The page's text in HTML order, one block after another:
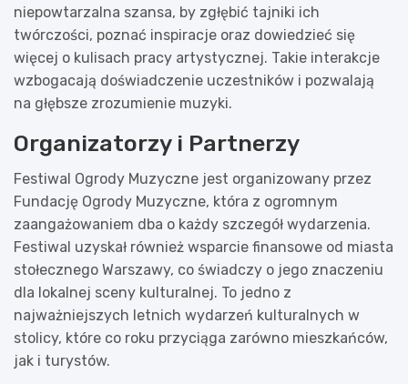
niepowtarzalna szansa, by zgłębić tajniki ich
twórczości, poznać inspiracje oraz dowiedzieć się
więcej o kulisach pracy artystycznej. Takie interakcje
wzbogacają doświadczenie uczestników i pozwalają
na głębsze zrozumienie muzyki.
Organizatorzy i Partnerzy
Festiwal Ogrody Muzyczne jest organizowany przez
Fundację Ogrody Muzyczne, która z ogromnym
zaangażowaniem dba o każdy szczegół wydarzenia.
Festiwal uzyskał również wsparcie finansowe od miasta
stołecznego Warszawy, co świadczy o jego znaczeniu
dla lokalnej sceny kulturalnej. To jedno z
najważniejszych letnich wydarzeń kulturalnych w
stolicy, które co roku przyciąga zarówno mieszkańców,
jak i turystów.